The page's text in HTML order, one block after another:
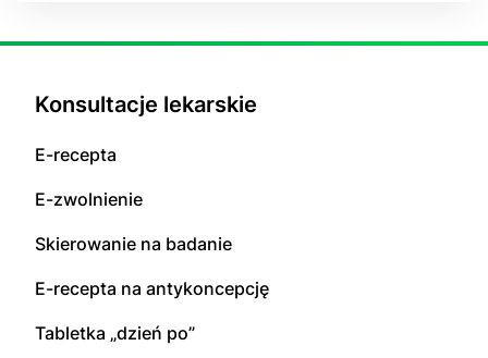
Konsultacje lekarskie
E-recepta
E-zwolnienie
Skierowanie na badanie
E-recepta na antykoncepcję
Tabletka „dzień po”